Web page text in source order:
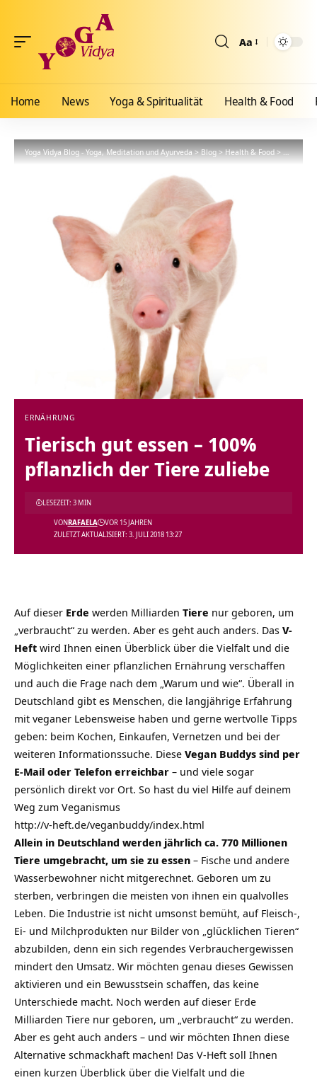
Aa
Home News Yoga & Spiritualität Health & Food
Yoga Vidya Blog - Yoga, Meditation und Ayurveda>Blog>Health & Food>
ERNÄHRUNG
Tierisch gut essen – 100%
pflanzlich der Tiere zuliebe
ZULETZT AKTUALISIERT: 3. JULI 2018 13:27
VONRAFAELA VOR 15 JAHREN
LESEZEIT: 3 MIN
Auf dieser Erde werden Milliarden Tiere nur geboren, um
„verbraucht“ zu werden. Aber es geht auch anders. Das V-
Heft wird Ihnen einen Überblick über die Vielfalt und die
Möglichkeiten einer pflanzlichen Ernährung verschaffen
und auch die Frage nach dem „Warum und wie“. Überall in
Deutschland gibt es Menschen, die langjährige Erfahrung
mit veganer Lebensweise haben und gerne wertvolle Tipps
geben: beim Kochen, Einkaufen, Vernetzen und bei der
weiteren Informationssuche. Diese Vegan Buddys sind per
E-Mail oder Telefon erreichbar – und viele sogar
persönlich direkt vor Ort. So hast du viel Hilfe auf deinem
Weg zum Veganismus
http://v-heft.de/veganbuddy/index.html
Allein in Deutschland werden jährlich ca. 770 Millionen
Tiere umgebracht, um sie zu essen – Fische und andere
Wasserbewohner nicht mitgerechnet. Geboren um zu
sterben, verbringen die meisten von ihnen ein qualvolles
Leben. Die Industrie ist nicht umsonst bemüht, auf Fleisch-,
Ei- und Milchprodukten nur Bilder von „glücklichen Tieren“
abzubilden, denn ein sich regendes Verbrauchergewissen
mindert den Umsatz. Wir möchten genau dieses Gewissen
aktivieren und ein Bewusstsein schaffen, das keine
Unterschiede macht. Noch werden auf dieser Erde
Milliarden Tiere nur geboren, um „verbraucht“ zu werden.
Aber es geht auch anders – und wir möchten Ihnen diese
Alternative schmackhaft machen! Das V-Heft soll Ihnen
einen kurzen Überblick über die Vielfalt und die